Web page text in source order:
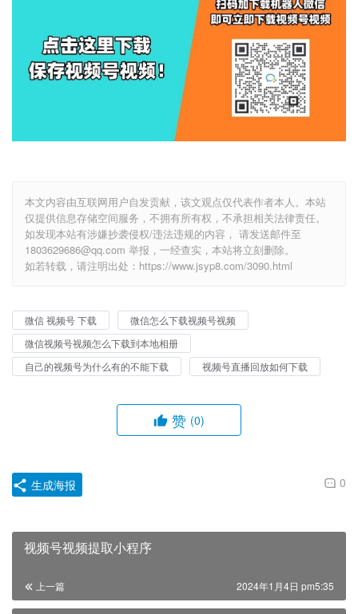
本文内容由互联网用户自发贡献，该文观点仅代表作者本人。本站
仅提供信息存储空间服务，不拥有所有权，不承担相关法律责任。
如发现本站有涉嫌抄袭侵权/违法违规的内容， 请发送邮件至
1803629686@qq.com 举报，一经查实，本站将立刻删除。
如若转载，请注明出处：https://www.jsyp8.com/3090.html
微信 视频号 下载
微信怎么下载视频号视频
微信视频号视频怎么下载到本地相册
自己的视频号为什么有的不能下载
视频号直播回放如何下载
赞 (0)
0
生成海报
视频号视频提取小程序
上一篇 2024年1月4日 pm5:35